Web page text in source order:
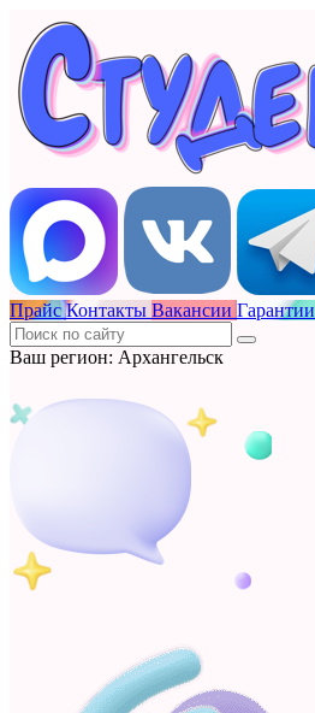
Прайс Контакты Вакансии Гарантии
Ваш регион: Архангельск